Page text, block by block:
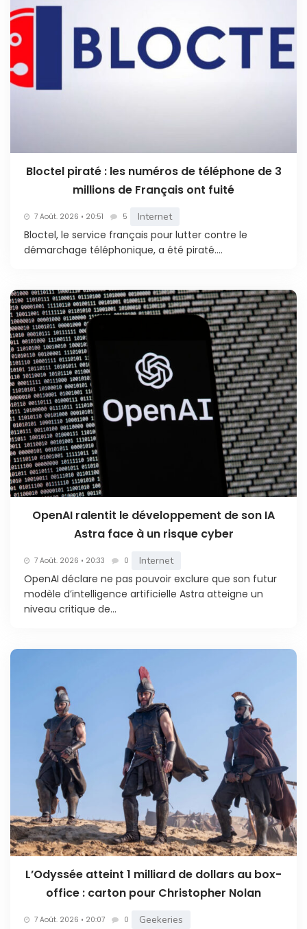
Bloctel piraté : les numéros de téléphone de 3
millions de Français ont fuité
7 Août. 2026 • 20:51 5 Internet
Bloctel, le service français pour lutter contre le
démarchage téléphonique, a été piraté....
OpenAI ralentit le développement de son IA
Astra face à un risque cyber
7 Août. 2026 • 20:33 0 Internet
OpenAI déclare ne pas pouvoir exclure que son futur
modèle d’intelligence artificielle Astra atteigne un
niveau critique de...
L’Odyssée atteint 1 milliard de dollars au box-
office : carton pour Christopher Nolan
7 Août. 2026 • 20:07 0 Geekeries